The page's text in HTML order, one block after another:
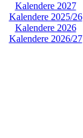
Kalendere 2027
Kalendere 2025/26
Kalendere 2026
Kalendere 2026/27